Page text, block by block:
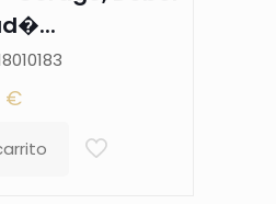
€